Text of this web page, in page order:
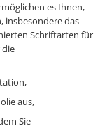
es Ihnen,
insbesondere das
Schriftarten für
die
aus,
Sie